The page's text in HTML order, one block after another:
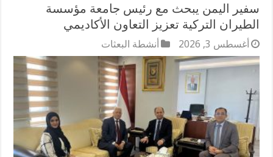
سفير اليمن يبحث مع رئيس جامعة مؤسسة
الطيران التركية تعزيز التعاون الأكاديمي
أغسطس 3, 2026 أنشطة البعثات